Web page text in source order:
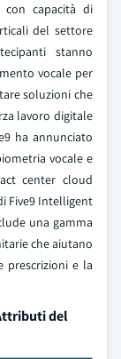
capacità di
del settore
stanno
vocale per
soluzioni che
lavoro digitale
ha annunciato
vocale e
center cloud
Five9 Intelligent
una gamma
che aiutano
prescrizioni e la
del